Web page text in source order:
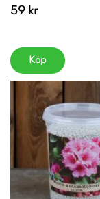
59 kr
Köp